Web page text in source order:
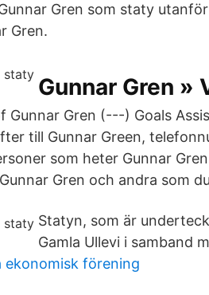
Gren som staty
Gren.
Gunnar Gren »
Gunnar Gren (---) Goals
till Gunnar Green,
som heter Gunnar
Gren och andra som
Statyn, som är
Gamla Ullevi i samband
ekonomisk förening